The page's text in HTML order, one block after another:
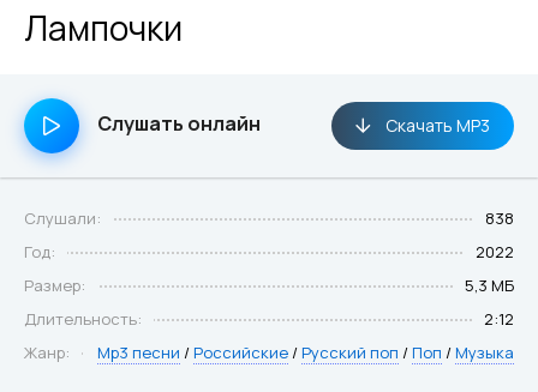
Лампочки
Слушать онлайн Скачать MP3
Слушали:
838
Год:
2022
Размер:
5,3 МБ
Длительность:
2:12
Жанр:
Mp3 песни / Российские / Русский поп / Поп / Музыка